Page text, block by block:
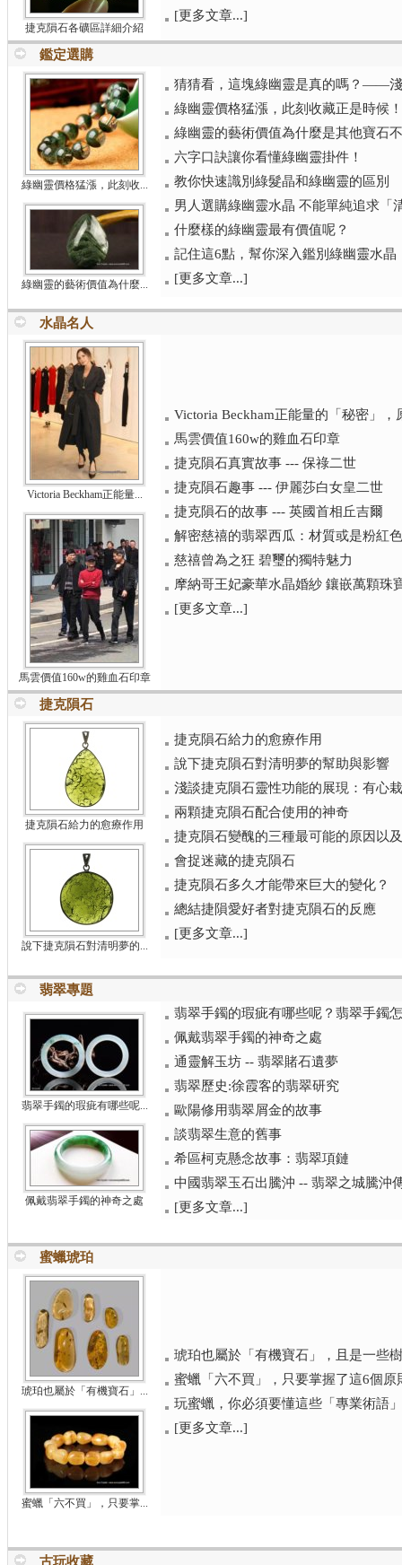
捷克隕石各礦區詳細介紹
[更多文章...]
鑑定選購
綠幽靈價格猛漲，此刻收...
綠幽靈的藝術價值為什麼...
猜猜看，這塊綠幽靈是真的嗎？——
綠幽靈價格猛漲，此刻收藏正是時候！
綠幽靈的藝術價值為什麼是其他寶石
六字口訣讓你看懂綠幽靈掛件！
教你快速識別綠髮晶和綠幽靈的區別
男人選購綠幽靈水晶 不能單純追求「
什麼樣的綠幽靈最有價值呢？
記住這6點，幫你深入鑑別綠幽靈水晶
[更多文章...]
水晶名人
Victoria Beckham正能量...
馬雲價值160w的雞血石印章
Victoria Beckham正能量的「秘密」，
馬雲價值160w的雞血石印章
捷克隕石真實故事 --- 保祿二世
捷克隕石趣事 --- 伊麗莎白女皇二世
捷克隕石的故事 --- 英國首相丘吉爾
解密慈禧的翡翠西瓜：材質或是粉紅
慈禧曾為之狂 碧璽的獨特魅力
摩納哥王妃豪華水晶婚紗 鑲嵌萬顆珠
[更多文章...]
捷克隕石
捷克隕石給力的愈療作用
說下捷克隕石對清明夢的...
捷克隕石給力的愈療作用
說下捷克隕石對清明夢的幫助與影響
淺談捷克隕石靈性功能的展現：有心
兩顆捷克隕石配合使用的神奇
捷克隕石變醜的三種最可能的原因以
會捉迷藏的捷克隕石
捷克隕石多久才能帶來巨大的變化？
總結捷隕愛好者對捷克隕石的反應
[更多文章...]
翡翠專題
翡翠手鐲的瑕疵有哪些呢...
佩戴翡翠手鐲的神奇之處
翡翠手鐲的瑕疵有哪些呢？翡翠手鐲
佩戴翡翠手鐲的神奇之處
通靈解玉坊 -- 翡翠賭石遺夢
翡翠歷史:徐霞客的翡翠研究
歐陽修用翡翠屑金的故事
談翡翠生意的舊事
希區柯克懸念故事：翡翠項鏈
中國翡翠玉石出騰沖 -- 翡翠之城騰沖
[更多文章...]
蜜蠟琥珀
琥珀也屬於「有機寶石」...
蜜蠟「六不買」，只要掌...
琥珀也屬於「有機寶石」，且是一些
蜜蠟「六不買」，只要掌握了這6個原
玩蜜蠟，你必須要懂這些「專業術語」
[更多文章...]
古玩收藏